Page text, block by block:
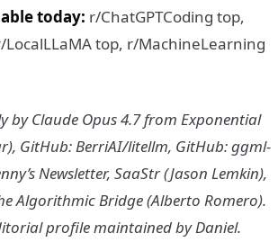
today: r/ChatGPTCoding top,
top, r/MachineLearning
by Claude Opus 4.7 from Exponential
GitHub: BerriAI/litellm, GitHub: ggml-
Newsletter, SaaStr (Jason Lemkin),
Algorithmic Bridge (Alberto Romero).
profile maintained by Daniel.